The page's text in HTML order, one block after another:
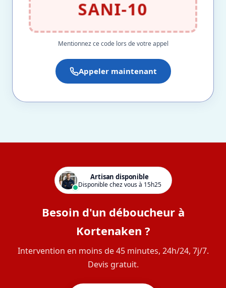
SANI-10
Mentionnez ce code lors de votre appel
Appeler maintenant
Artisan disponible
Disponible chez vous à 15h25
Besoin d'un déboucheur à
Kortenaken ?
Intervention en moins de 45 minutes, 24h/24, 7j/7.
Devis gratuit.